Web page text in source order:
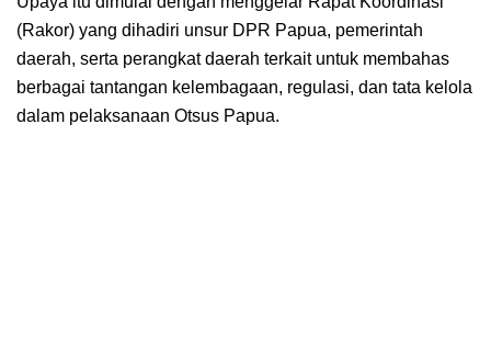
(Rakor) yang dihadiri unsur DPR Papua, pemerintah
daerah, serta perangkat daerah terkait untuk membahas
berbagai tantangan kelembagaan, regulasi, dan tata kelola
dalam pelaksanaan Otsus Papua.